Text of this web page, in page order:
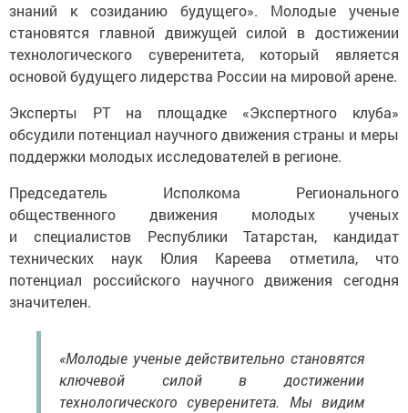
знаний к созиданию будущего». Молодые ученые
становятся главной движущей силой в достижении
технологического суверенитета, который является
основой будущего лидерства России на мировой арене.
Эксперты РТ на площадке «Экспертного клуба»
обсудили потенциал научного движения страны и меры
поддержки молодых исследователей в регионе.
Председатель Исполкома Регионального
общественного движения молодых ученых
и специалистов Республики Татарстан, кандидат
технических наук Юлия Кареева отметила, что
потенциал российского научного движения сегодня
значителен.
«Молодые ученые действительно становятся
ключевой силой в достижении
технологического суверенитета. Мы видим